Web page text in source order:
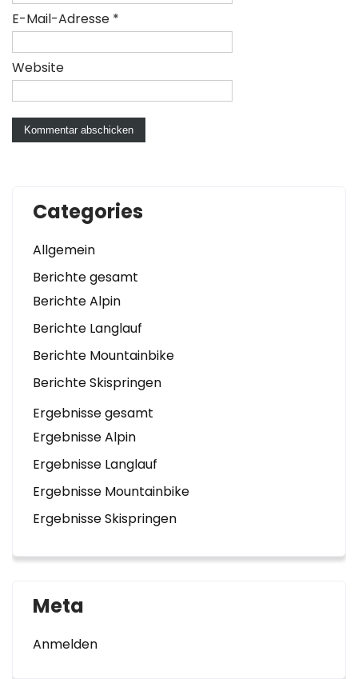
E-Mail-Adresse *
Website
Categories
Allgemein
Berichte gesamt
Berichte Alpin
Berichte Langlauf
Berichte Mountainbike
Berichte Skispringen
Ergebnisse gesamt
Ergebnisse Alpin
Ergebnisse Langlauf
Ergebnisse Mountainbike
Ergebnisse Skispringen
Meta
Anmelden